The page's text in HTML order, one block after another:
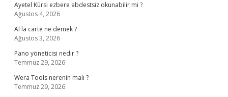
Ayetel Kürsi ezbere abdestsiz okunabilir mi ?
Ağustos 4, 2026
Al la carte ne demek ?
Ağustos 3, 2026
Pano yöneticisi nedir ?
Temmuz 29, 2026
Wera Tools nerenin malı ?
Temmuz 29, 2026